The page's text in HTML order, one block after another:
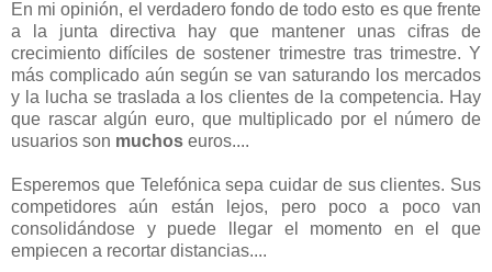
En mi opinión, el verdadero fondo de todo esto es que frente
a la junta directiva hay que mantener unas cifras de
crecimiento difíciles de sostener trimestre tras trimestre. Y
más complicado aún según se van saturando los mercados
y la lucha se traslada a los clientes de la competencia. Hay
que rascar algún euro, que multiplicado por el número de
usuarios son muchos euros....
Esperemos que Telefónica sepa cuidar de sus clientes. Sus
competidores aún están lejos, pero poco a poco van
consolidándose y puede llegar el momento en el que
empiecen a recortar distancias....